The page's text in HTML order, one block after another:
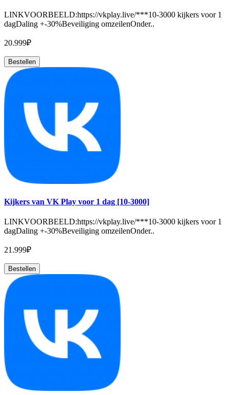
LINKVOORBEELD:https://vkplay.live/***10-3000 kijkers voor 1
dagDaling +-30%Beveiliging omzeilenOnder..
20.999₽
Bestellen
Kijkers van VK Play voor 1 dag [10-3000]
LINKVOORBEELD:https://vkplay.live/***10-3000 kijkers voor 1
dagDaling +-30%Beveiliging omzeilenOnder..
21.999₽
Bestellen